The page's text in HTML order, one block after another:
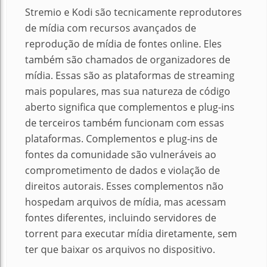
Stremio e Kodi são tecnicamente reprodutores
de mídia com recursos avançados de
reprodução de mídia de fontes online. Eles
também são chamados de organizadores de
mídia. Essas são as plataformas de streaming
mais populares, mas sua natureza de código
aberto significa que complementos e plug-ins
de terceiros também funcionam com essas
plataformas. Complementos e plug-ins de
fontes da comunidade são vulneráveis ​​ao
comprometimento de dados e violação de
direitos autorais. Esses complementos não
hospedam arquivos de mídia, mas acessam
fontes diferentes, incluindo servidores de
torrent para executar mídia diretamente, sem
ter que baixar os arquivos no dispositivo.